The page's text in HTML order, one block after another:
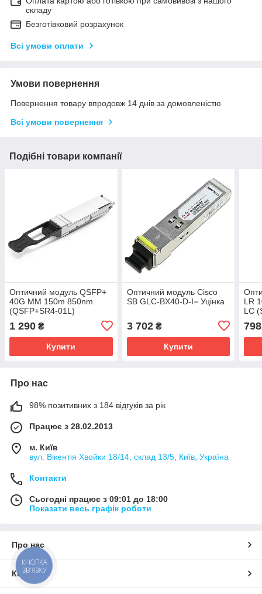
складу
Безготівковий розрахунок
Всі умови оплати
Умови повернення
Повернення товару впродовж 14 днів за домовленістю
Всі умови повернення
Подібні товари компанії
Оптичний модуль QSFP+
40G MM 150m 850nm
(QSFP+SR4-01L)
1 290 ₴
Купити
Оптичний модуль Cisco
SB GLC-BX40-D-I= Уцінка
3 702₴
Купити
LR
LC
798
Про нас
98% позитивних з 184 відгуків за рік
Працює з 28.02.2013
м. Київ
вул. Вікентія Хвойки 18/14, склад 13/5, Київ, Україна
Контакти
Сьогодні працює з 09:01 до 18:00
Показати весь графік роботи
Про нас
Контакти
КНОПКА
ЗВ'ЯЗКУ